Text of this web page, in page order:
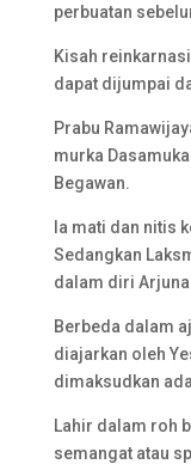
perbuatan
Kisah
dapat dijumpai
Prabu
murka
Begawan.
Ia mati dan nitis
Sedangkan
dalam diri Arjuna.
Berbeda dalam
diajarkan oleh
dimaksudkan
Lahir dalam roh
semangat atau